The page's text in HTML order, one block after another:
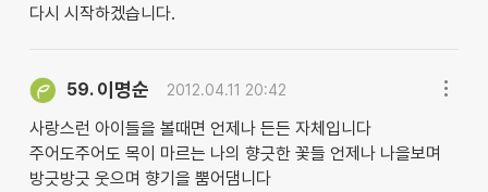
다시 시작하겠습니다.
59. 이명순 2012.04.11 20:42
사랑스런 아이들을 볼때면 언제나 든든 자체입니다
주어도주어도 목이 마르는 나의 향긋한 꽃들 언제나 나을보며
방긋방긋 웃으며 향기을 뿜어댐니다